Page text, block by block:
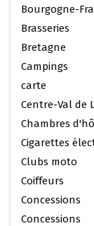
Bourgogne-
Brasseries
Bretagne
Campings
carte
Centre-Val de
Chambres
Cigarettes
Clubs moto
Coiffeurs
Concessions
Concessions